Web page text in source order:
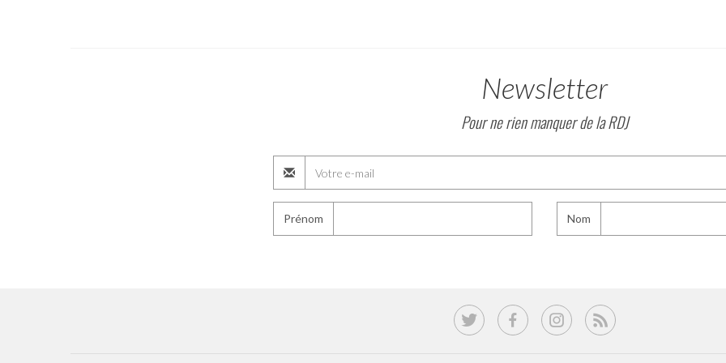
Newsletter
Pour ne rien manquer de la RDJ
Prénom Nom